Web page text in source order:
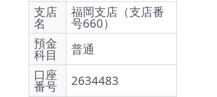
支店
名
福岡支店（支店番
号660）
預金
科目
普通
口座
番号
2634483